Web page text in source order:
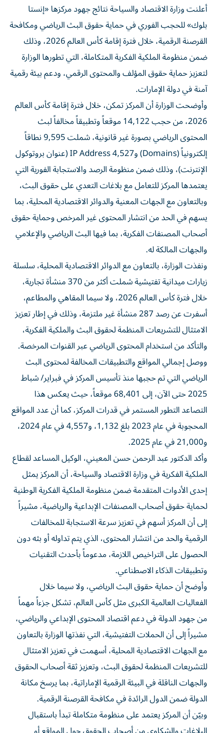
أعلنت وزارة الاقتصاد والسياحة نتائج جهود مركزها «إنستا
بلوك» للحجب الفوري في حماية حقوق البث الرياضي ومكافحة
القرصنة الرقمية، خلال فترة إقامة كأس العالم 2026، وذلك
ضمن منظومة الملكية الفكرية المتكاملة، التي تطورها الوزارة
لتعزيز حماية حقوق المؤلف والمحتوى الرقمي، ودعم بيئة رقمية
آمنة في دولة الإمارات.
وأوضحت الوزارة أن المركز تمكن، خلال فترة إقامة كأس العالم
2026، من حجب 14,122 موقعاً وتطبيقاً مخالفاً لبث
المحتوى الرياضي بصورة غير قانونية، شملت 9,595 نطاقاً
إلكترونياً (Domains) و4,527 IP Address (عنوان بروتوكول
الإنترنت)، وذلك ضمن منظومة الرصد والاستجابة الفورية التي
يعتمدها المركز للتعامل مع بلاغات التعدي على حقوق البث،
وبالتعاون مع الجهات المعنية والدوائر الاقتصادية المحلية، بما
يسهم في الحد من انتشار المحتوى غير المرخص وحماية حقوق
أصحاب المصنفات الفكرية، بما فيها البث الرياضي والإعلامي
والجهات المالكة له.
ونفذت الوزارة، بالتعاون مع الدوائر الاقتصادية المحلية، سلسلة
زيارات ميدانية تفتيشية شملت أكثر من 370 منشأة تجارية،
خلال فترة كأس العالم 2026، ولا سيما المقاهي والمطاعم،
أسفرت عن رصد 287 منشأة غير ملتزمة، وذلك في إطار تعزيز
الامتثال للتشريعات المنظمة لحقوق البث والملكية الفكرية،
والتأكد من استخدام المحتوى الرياضي عبر القنوات المرخصة.
ووصل إجمالي المواقع والتطبيقات المخالفة لمحتوى البث
الرياضي التي تم حجبها منذ تأسيس المركز في فبراير/ شباط
2025 حتى الآن، إلى 68,401 موقعاً، حيث يعكس هذا
التصاعد التطور المستمر في قدرات المركز، كما أن عدد المواقع
المحجوبة في عام 2023 بلغ 1,132، و4,557 في عام 2024،
و21,000 في عام 2025.
وأكد الدكتور عبد الرحمن حسن المعيني، الوكيل المساعد لقطاع
الملكية الفكرية في وزارة الاقتصاد والسياحة، أن المركز يمثل
إحدى الأدوات المتقدمة ضمن منظومة الملكية الفكرية الوطنية
لحماية حقوق أصحاب المصنفات الإبداعية والرياضية، مشيراً
إلى أن المركز أسهم في تعزيز سرعة الاستجابة للمخالفات
الرقمية والحد من انتشار المحتوى، الذي يتم تداوله أو بثه دون
الحصول على التراخيص اللازمة، مدعوماً بأحدث التقنيات
وتطبيقات الذكاء الاصطناعي.
وأوضح أن حماية حقوق البث الرياضي، ولا سيما خلال
الفعاليات العالمية الكبرى مثل كأس العالم، تشكل جزءاً مهماً
من جهود الدولة في دعم اقتصاد المحتوى الإبداعي والرياضي،
مشيراً إلى أن الحملات التفتيشية، التي نفذتها الوزارة بالتعاون
مع الجهات الاقتصادية المحلية، أسهمت في تعزيز الامتثال
للتشريعات المنظمة لحقوق البث، وتعزيز ثقة أصحاب الحقوق
والجهات الناقلة في البيئة الرقمية الإماراتية، بما يرسخ مكانة
الدولة ضمن الدول الرائدة في مكافحة القرصنة الرقمية.
وبيّن أن المركز يعتمد على منظومة متكاملة تبدأ باستقبال